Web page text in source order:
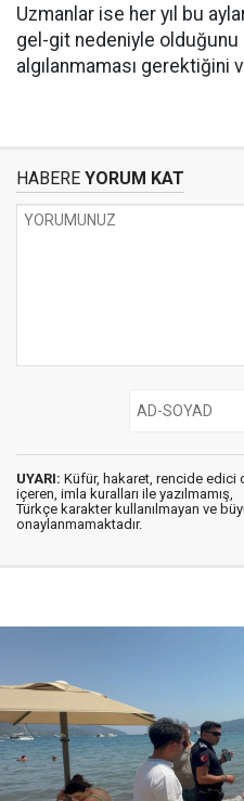
Uzmanlar ise her yıl bu
gel-git nedeniyle
algılanmaması gerektiğini
HABERE YORUM KAT
UYARI: Küfür, hakaret, rencide edici
içeren, imla kuralları ile yazılmamış,
Türkçe karakter kullanılmayan ve
onaylanmamaktadır.